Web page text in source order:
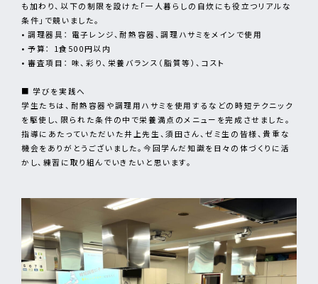
も加わり、以下の制限を設けた「一人暮らしの自炊にも役立つリアルな
条件」で競いました。
• 調理器具： 電子レンジ、耐熱容器、調理ハサミをメインで使用
• 予算： 1食500円以内
• 審査項目： 味、彩り、栄養バランス（脂質等）、コスト
■ 学びを実践へ
学生たちは、耐熱容器や調理用ハサミを使用するなどの時短テクニック
を駆使し、限られた条件の中で栄養満点のメニューを完成させました。
指導にあたっていただいた井上先生、須田さん、ゼミ生の皆様、貴重な
機会をありがとうございました。今回学んだ知識を日々の体づくりに活
かし、練習に取り組んでいきたいと思います。